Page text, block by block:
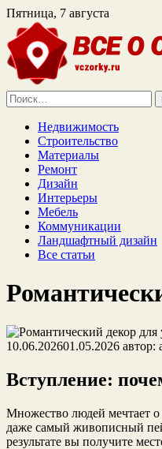
Пятница, 7 августа
Найти:
Недвижимость
Строительство
Материалы
Ремонт
Дизайн
Интерьеры
Мебель
Коммуникации
Ландшафтный дизайн
Все статьи
10.06.202601.05.2026 автор:
Вступление:
Множество людей мечтает о
даже самый живописный
результате вы получите